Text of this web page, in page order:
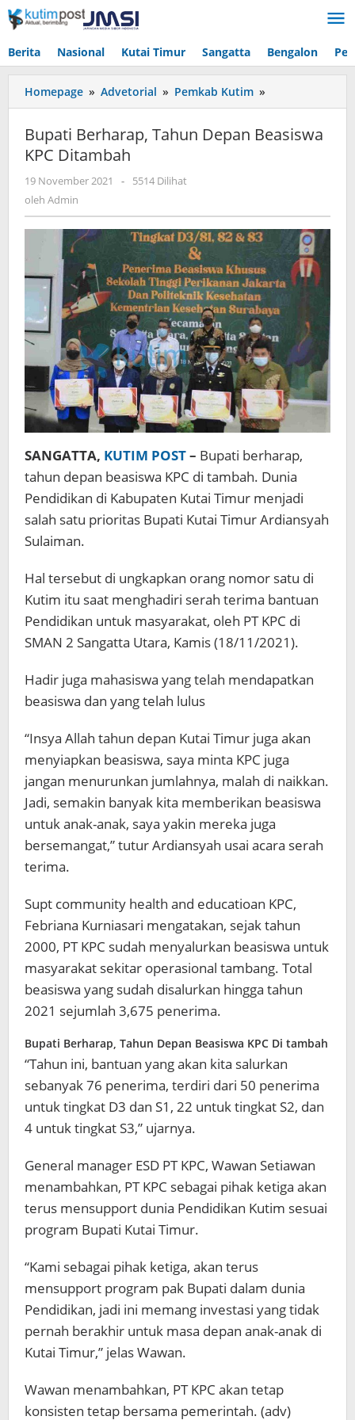
Lewati
ke
Berita Nasional Kutai Timur Sangatta Bengalon
Homepage » Advetorial » Pemkab Kutim »
Berharap,
Depan
Bupati Berharap, Tahun Depan Beasiswa
KPC Ditambah
19 November 2021
oleh
-
5514 Dilihat
oleh Admin
SANGATTA, KUTIM POST– Bupati berharap,
tahun depan beasiswa KPC di tambah. Dunia
Pendidikan di Kabupaten Kutai Timur menjadi
salah satu prioritas Bupati Kutai Timur Ardiansyah
Sulaiman.
Hal tersebut di ungkapkan orang nomor satu di
Kutim itu saat menghadiri serah terima bantuan
Pendidikan untuk masyarakat, oleh PT KPC di
SMAN 2 Sangatta Utara, Kamis (18/11/2021).
Hadir juga mahasiswa yang telah mendapatkan
beasiswa dan yang telah lulus
“Insya Allah tahun depan Kutai Timur juga akan
menyiapkan beasiswa, saya minta KPC juga
jangan menurunkan jumlahnya, malah di naikkan.
Jadi, semakin banyak kita memberikan beasiswa
untuk anak-anak, saya yakin mereka juga
bersemangat,” tutur Ardiansyah usai acara serah
terima.
Supt community health and educatioan KPC,
Febriana Kurniasari mengatakan, sejak tahun
2000, PT KPC sudah menyalurkan beasiswa untuk
masyarakat sekitar operasional tambang. Total
beasiswa yang sudah disalurkan hingga tahun
2021 sejumlah 3,675 penerima.
Bupati Berharap, Tahun Depan Beasiswa KPC Di tambah
“Tahun ini, bantuan yang akan kita salurkan
sebanyak 76 penerima, terdiri dari 50 penerima
untuk tingkat D3 dan S1, 22 untuk tingkat S2, dan
4 untuk tingkat S3,” ujarnya.
General manager ESD PT KPC, Wawan Setiawan
menambahkan, PT KPC sebagai pihak ketiga akan
terus mensupport dunia Pendidikan Kutim sesuai
program Bupati Kutai Timur.
“Kami sebagai pihak ketiga, akan terus
mensupport program pak Bupati dalam dunia
Pendidikan, jadi ini memang investasi yang tidak
pernah berakhir untuk masa depan anak-anak di
Kutai Timur,” jelas Wawan.
Wawan menambahkan, PT KPC akan tetap
konsisten tetap bersama pemerintah. (adv)